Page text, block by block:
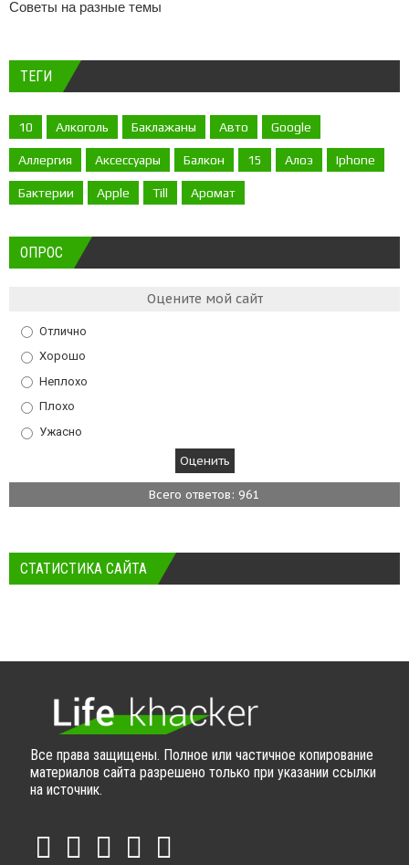
Советы на разные темы
ТЕГИ
10 Алкоголь Баклажаны Авто Google
Аллергия Аксессуары Балкон 15 Алоэ Iphone
Бактерии Apple Till Аромат
ОПРОС
Оцените мой сайт
Отлично
Хорошо
Неплохо
Плохо
Ужасно
Всего ответов: 961
СТАТИСТИКА САЙТА
Все права защищены. Полное или частичное копирование
материалов сайта разрешено только при указании ссылки
на источник.